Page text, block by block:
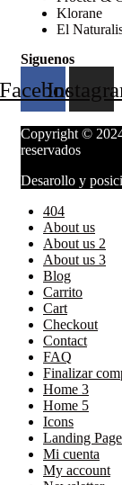
Klorane
El
Siguenos
Copyright ©
reservados
Desarollo y
404
About us
About us 2
About us 3
Blog
Carrito
Cart
Checkout
Contact
FAQ
Finalizar
Home 3
Home 5
Icons
Landing Page
Mi cuenta
My account